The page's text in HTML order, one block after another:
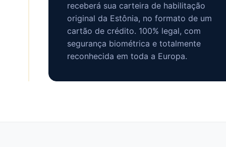
receberá sua carteira de habilitação
original da Estônia, no formato de um
cartão de crédito. 100% legal, com
segurança biométrica e totalmente
reconhecida em toda a Europa.